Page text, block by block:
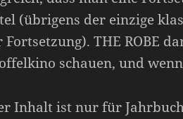
(übrigens der einzige
Fortsetzung). THE ROBE
schauen, und
Inhalt ist nur für